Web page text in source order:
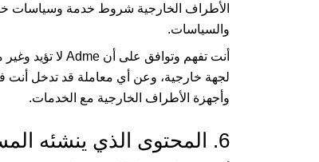
الأطراف الخارجية شروط خدمة وسياسات
والسياسات.
أنت تفهم وتوافق على أن Adme لا تؤيد
لجهة خارجية، وعن أي معاملة قد تدخل أنت
وأجهزة الأطراف الخارجية مع الخدمات.
6. المحتوى الذي ينشئه المستخدم